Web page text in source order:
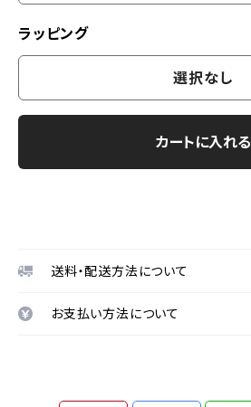
ラッピング
選択なし
カートに入れる
送料・配送方法について
お支払い方法について